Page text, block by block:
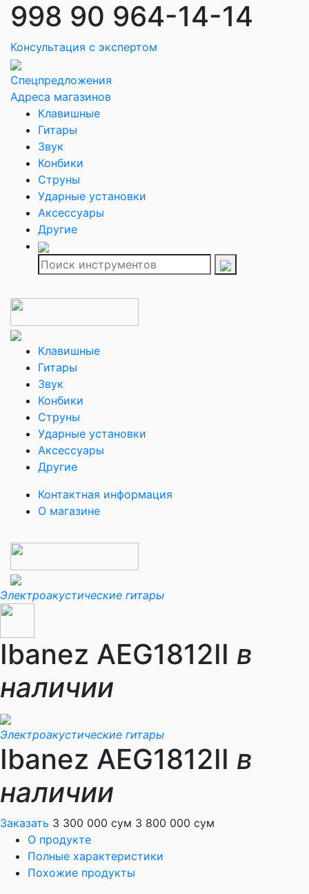
998 90 964-14-14
Консультация с экспертом
Спецпредложения
Адреса магазинов
Клавишные
Гитары
Звук
Конбики
Струны
Ударные установки
Аксессуары
Другие
Клавишные
Гитары
Звук
Конбики
Струны
Ударные установки
Аксессуары
Другие
Контактная информация
О магазине
Электроакустические гитары
Ibanez AEG1812II в
наличии
Электроакустические гитары
Ibanez AEG1812II в
наличии
Заказать 3 300 000 сум 3 800 000 сум
О продукте
Полные характеристики
Похожие продукты